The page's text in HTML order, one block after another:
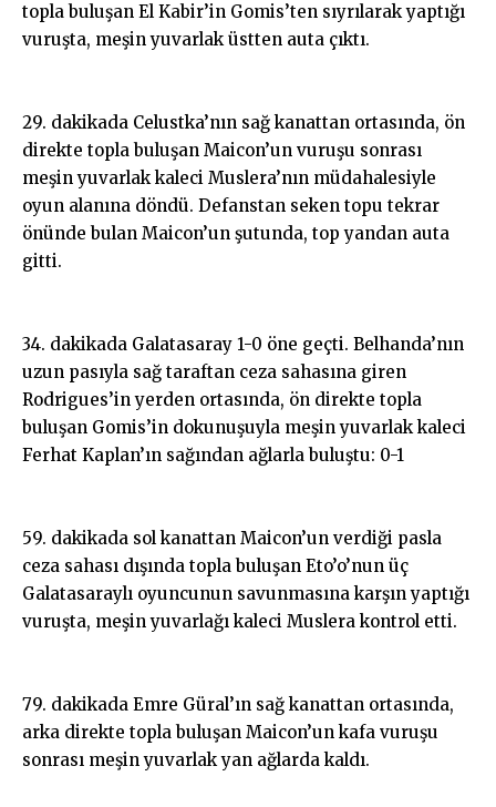
topla buluşan El Kabir’in Gomis’ten sıyrılarak yaptığı
vuruşta, meşin yuvarlak üstten auta çıktı.
29. dakikada Celustka’nın sağ kanattan ortasında, ön
direkte topla buluşan Maicon’un vuruşu sonrası
meşin yuvarlak kaleci Muslera’nın müdahalesiyle
oyun alanına döndü. Defanstan seken topu tekrar
önünde bulan Maicon’un şutunda, top yandan auta
gitti.
34. dakikada Galatasaray 1-0 öne geçti. Belhanda’nın
uzun pasıyla sağ taraftan ceza sahasına giren
Rodrigues’in yerden ortasında, ön direkte topla
buluşan Gomis’in dokunuşuyla meşin yuvarlak kaleci
Ferhat Kaplan’ın sağından ağlarla buluştu: 0-1
59. dakikada sol kanattan Maicon’un verdiği pasla
ceza sahası dışında topla buluşan Eto’o’nun üç
Galatasaraylı oyuncunun savunmasına karşın yaptığı
vuruşta, meşin yuvarlağı kaleci Muslera kontrol etti.
79. dakikada Emre Güral’ın sağ kanattan ortasında,
arka direkte topla buluşan Maicon’un kafa vuruşu
sonrası meşin yuvarlak yan ağlarda kaldı.